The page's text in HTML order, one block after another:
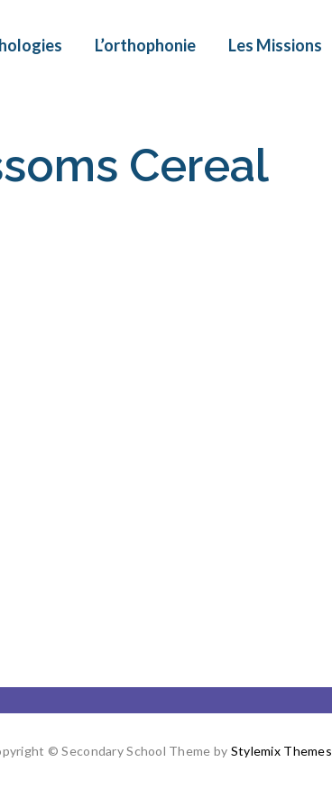
L’orthophonie Les Missions
Cereal
© Secondary School Theme by Stylemix Themes